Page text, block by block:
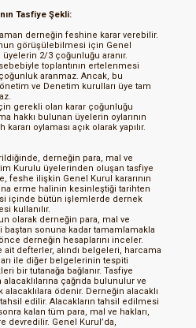
Tasfiye Şekli:
derneğin feshine karar verebilir.
görüşülebilmesi için Genel
üyelerin 2/3 çoğunluğu aranır.
toplantının ertelenmesi
aranmaz. Ancak, bu
ve Denetim kurulları üye tam
gerekli olan karar çoğunluğu
hakkı bulunan üyelerin oylarının
oylaması açık olarak yapılır.
derneğin para, mal ve
Kurulu üyelerinden oluşan tasfiye
feshe ilişkin Genel Kurul kararının
erme halinin kesinleştiği tarihten
içinde bütün işlemlerde dernek
kullanılır.
olarak derneğin para, mal ve
baştan sonuna kadar tamamlamakla
derneğin hesaplarını inceler.
defterler, alındı belgeleri, harcama
ile diğer belgelerinin tespiti
bir tutanağa bağlanır. Tasfiye
çağrıda bulunulur ve
alacaklılara ödenir. Derneğin alacaklı
edilir. Alacakların tahsil edilmesi
kalan tüm para, mal ve hakları,
devredilir. Genel Kurul’da,